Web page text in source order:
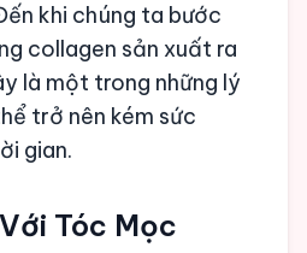
khi chúng ta bước
collagen sản xuất ra
là một trong những lý
trở nên kém sức
gian.
Tóc Mọc